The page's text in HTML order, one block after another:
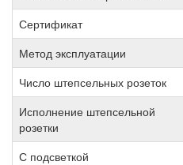
Сертификат
Метод эксплуатации
Число штепсельных розеток
Исполнение штепсельной
розетки
С подсветкой